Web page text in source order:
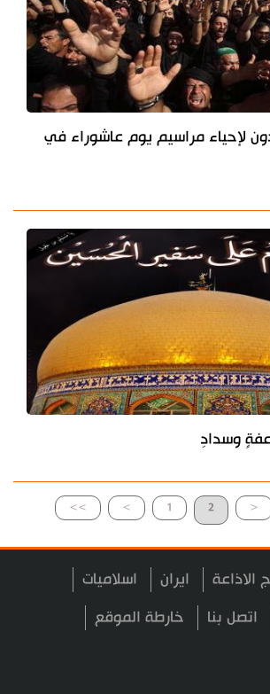
لإحياء مراسيم يوم عاشوراء في
وسدادِ
>> > 1 2 <
الاذاعة ايران اسلاميات
اتصل بنا خارطة الموقع